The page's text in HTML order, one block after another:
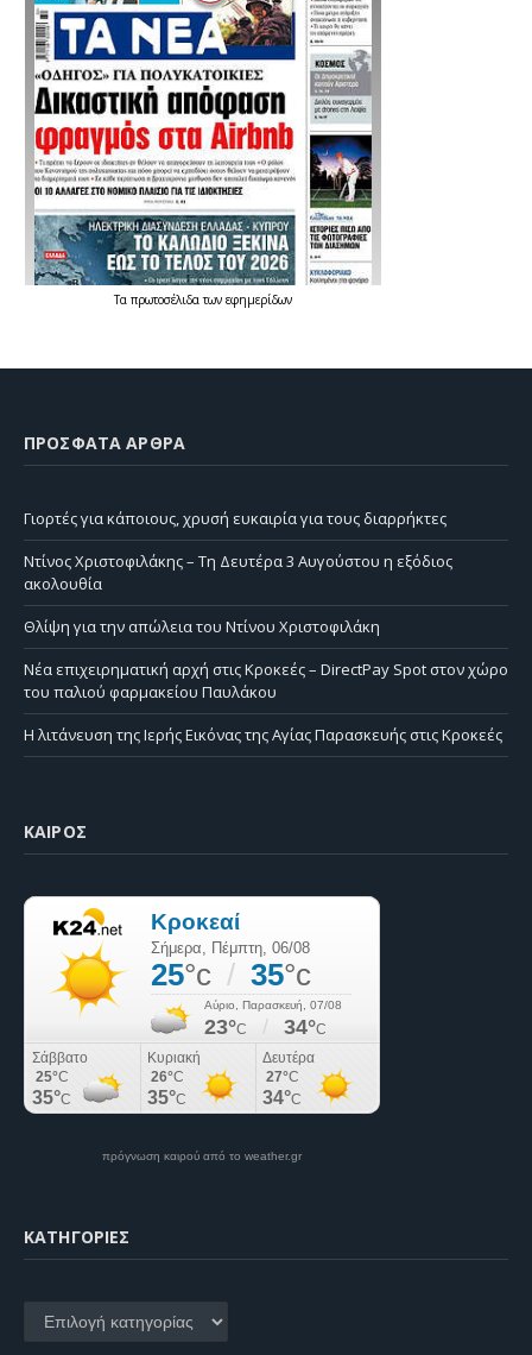
Τα πρωτοσέλιδατων εφημερίδων
ΠΡΌΣΦΑΤΑ ΆΡΘΡΑ
Γιορτές για κάποιους, χρυσή ευκαιρία για τους διαρρήκτες
Ντίνος Χριστοφιλάκης – Τη Δευτέρα 3 Αυγούστου η εξόδιος
ακολουθία
Θλίψη για την απώλεια του Ντίνου Χριστοφιλάκη
Νέα επιχειρηματική αρχή στις Κροκεές – DirectPay Spot στον χώρο
του παλιού φαρμακείου Παυλάκου
Η λιτάνευση της Ιερής Εικόνας της Αγίας Παρασκευής στις Κροκεές
ΚΑΙΡΌΣ
πρόγνωση καιρού από το weather.gr
KΑΤΗΓΟΡΊΕΣ
Kατηγορίες